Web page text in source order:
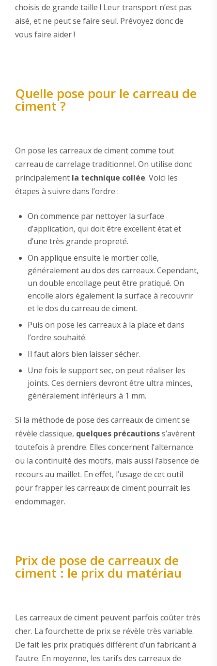
choisis de grande taille ! Leur transport n’est pas
aisé, et ne peut se faire seul. Prévoyez donc de
vous faire aider !
Quelle pose pour le carreau de
ciment ?
On pose les carreaux de ciment comme tout
carreau de carrelage traditionnel. On utilise donc
principalement la technique collée. Voici les
étapes à suivre dans l’ordre :
On commence par nettoyer la surface
d’application, qui doit être excellent état et
d’une très grande propreté.
On applique ensuite le mortier colle,
généralement au dos des carreaux. Cependant,
un double encollage peut être pratiqué. On
encolle alors également la surface à recouvrir
et le dos du carreau de ciment.
Puis on pose les carreaux à la place et dans
l’ordre souhaité.
Il faut alors bien laisser sécher.
Une fois le support sec, on peut réaliser les
joints. Ces derniers devront être ultra minces,
généralement inférieurs à 1 mm.
Si la méthode de pose des carreaux de ciment se
révèle classique, quelques précautionss’avèrent
toutefois à prendre. Elles concernent l’alternance
ou la continuité des motifs, mais aussi l’absence de
recours au maillet. En effet, l’usage de cet outil
pour frapper les carreaux de ciment pourrait les
endommager.
Prix de pose de carreaux de
ciment : le prix du matériau
Les carreaux de ciment peuvent parfois coûter très
cher. La fourchette de prix se révèle très variable.
De fait les prix pratiqués différent d’un fabricant à
l’autre. En moyenne, les tarifs des carreaux de